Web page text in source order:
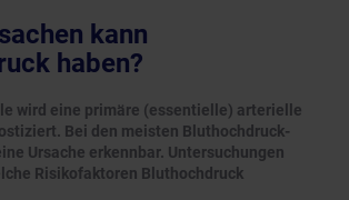
kann
haben?
wird eine primäre (essentielle) arterielle
Bei den meisten Bluthochdruck-
Ursache erkennbar. Untersuchungen
Risikofaktoren Bluthochdruck